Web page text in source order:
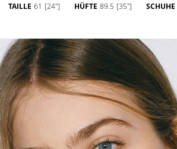
TAILLE 61 [24''] HÜFTE 89.5 [35''] SCHUHE